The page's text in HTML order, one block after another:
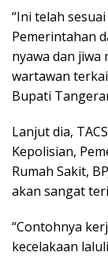
“Ini telah
Pemerintahan
nyawa dan
wartawan
Bupati
Lanjut dia,
Kepolisian,
Rumah Sakit,
akan sangat
“Contohnya
kecelakaan